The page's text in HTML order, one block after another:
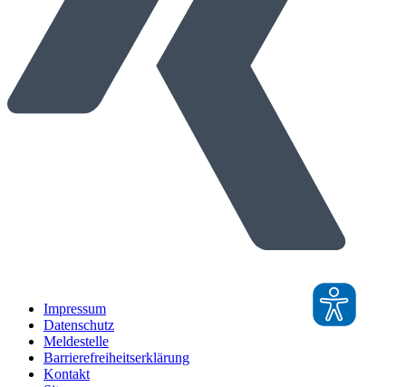
Impressum
Datenschutz
Meldestelle
Barrierefreiheitserklärung
Kontakt